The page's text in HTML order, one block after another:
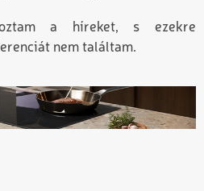
a híreket, s ezekre
nem találtam.